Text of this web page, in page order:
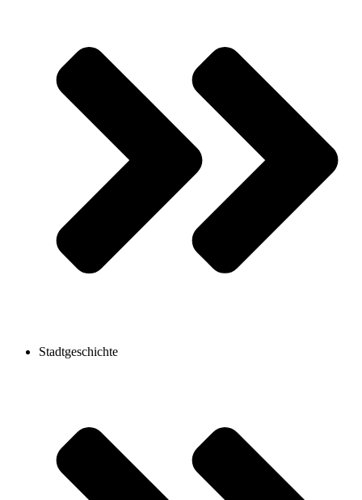
Stadtgeschichte